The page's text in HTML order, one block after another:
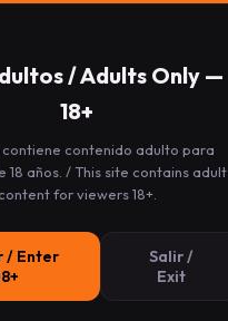
/ Adults Only —
18+
contiene contenido adulto para
18 años. / This site contains adult
content for viewers 18+.
/ Enter
Salir /
Exit